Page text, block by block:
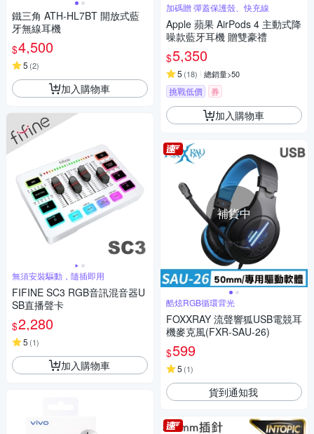
鐵三角 ATH-HL7BT 開放式藍
牙無線耳機
$4,500
5 (2)
加入購物車
無須安裝驅動，隨插即用
FIFINE SC3 RGB音訊混音器U
SB直播聲卡
$2,280
5 (1)
加入購物車
加碼贈 彈蓋保護殼、快充線
Apple 蘋果 AirPods 4 主動式降
噪款藍牙耳機 贈雙豪禮
$5,350
5 (18) 總銷量>50
挑戰低價 券
加入購物車
補貨中
酷炫RGB循環背光
FOXXRAY 流聲響狐USB電競耳
機麥克風(FXR-SAU-26)
$599
5 (1)
貨到通知我